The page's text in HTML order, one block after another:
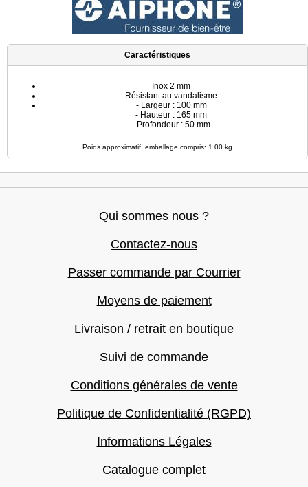
Caractéristiques
Inox 2 mm
Résistant au vandalisme
- Largeur : 100 mm
- Hauteur : 165 mm
- Profondeur : 50 mm
Poids approximatif, emballage compris: 1.00 kg
Qui sommes nous ?
Contactez-nous
Passer commande par Courrier
Moyens de paiement
Livraison / retrait en boutique
Suivi de commande
Conditions générales de vente
Politique de Confidentialité (RGPD)
Informations Légales
Catalogue complet